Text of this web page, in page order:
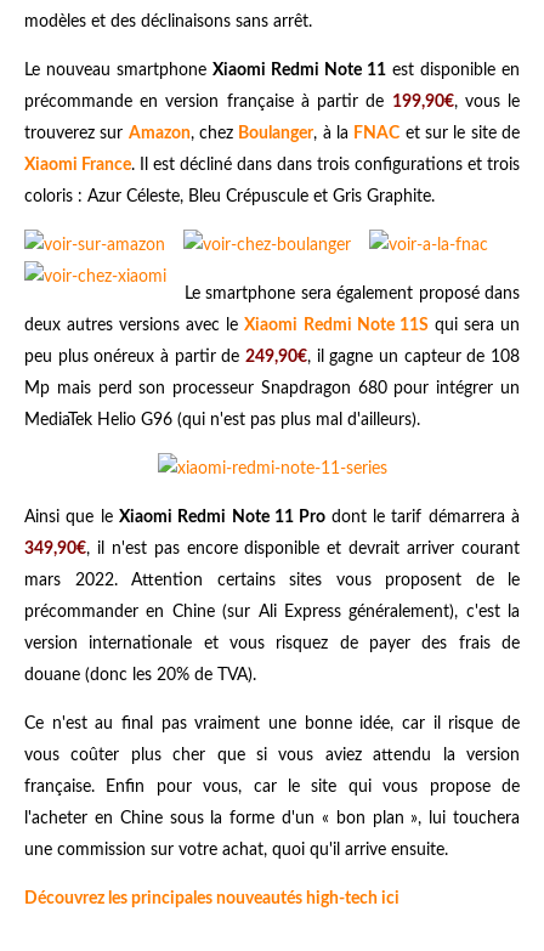
modèles et des déclinaisons sans arrêt.
Le nouveau smartphone Xiaomi Redmi Note 11 est disponible en
précommande en version française à partir de 199,90€, vous le
trouverez sur Amazon, chez Boulanger, à la FNAC et sur le site de
Xiaomi France. Il est décliné dans dans trois configurations et trois
coloris : Azur Céleste, Bleu Crépuscule et Gris Graphite.
Le smartphone sera également proposé dans
deux autres versions avec leXiaomi Redmi Note 11Squi sera un
peu plus onéreux à partir de 249,90€, il gagne un capteur de 108
Mp mais perd son processeur Snapdragon 680 pour intégrer un
MediaTek Helio G96 (qui n'est pas plus mal d'ailleurs).
Ainsi que le Xiaomi Redmi Note 11 Pro dont le tarif démarrera à
349,90€, il n'est pas encore disponible et devrait arriver courant
mars 2022. Attention certains sites vous proposent de le
précommander en Chine (sur Ali Express généralement), c'est la
version internationale et vous risquez de payer des frais de
douane (donc les 20% de TVA).
Ce n'est au final pas vraiment une bonne idée, car il risque de
vous coûter plus cher que si vous aviez attendu la version
française. Enfin pour vous, car le site qui vous propose de
l'acheter en Chine sous la forme d'un « bon plan », lui touchera
une commission sur votre achat, quoi qu'il arrive ensuite.
Découvrez les principales nouveautés high-tech ici